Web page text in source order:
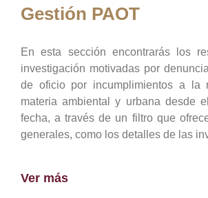
Gestión PAOT
En esta sección encontrarás los
investigación motivadas por
de oficio por incumplimientos a la
materia ambiental y urbana desde
fecha, a través de un filtro que
generales, como los detalles de las
Ver más